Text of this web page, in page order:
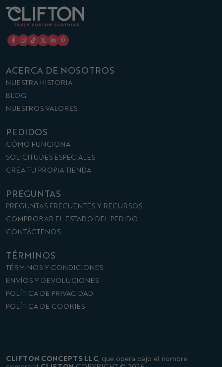
ACERCA DE NOSOTROS
NUESTRA HISTORIA
BLOG
NUESTROS VALORES
PEDIDOS
CÓMO FUNCIONA
SOLICITUDES ESPECIALES
CREA TU PROPIA TIENDA
PREGUNTAS
PREGUNTAS FRECUENTES Y RECURSOS
COMPROBAR EL ESTADO DEL PEDIDO
CONTÁCTENOS
TÉRMINOS
TÉRMINOS Y CONDICIONES
ENVÍOS Y DEVOLUCIONES
POLÍTICA DE PRIVACIDAD
POLÍTICA DE COOKIES
CLIFTON CONCEPTS LLC, que opera bajo el nombre